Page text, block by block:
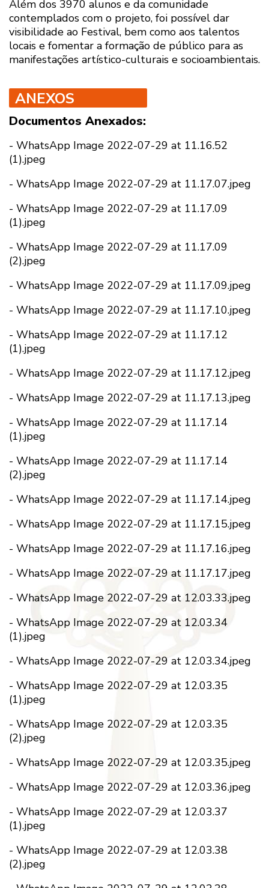
Além dos 3970 alunos e da comunidade
contemplados com o projeto, foi possível dar
visibilidade ao Festival, bem como aos talentos
locais e fomentar a formação de público para as
manifestações artístico-culturais e socioambientais.
ANEXOS
Documentos Anexados:
- WhatsApp Image 2022-07-29 at 11.16.52
(1).jpeg
- WhatsApp Image 2022-07-29 at 11.17.07.jpeg
- WhatsApp Image 2022-07-29 at 11.17.09
(1).jpeg
- WhatsApp Image 2022-07-29 at 11.17.09
(2).jpeg
- WhatsApp Image 2022-07-29 at 11.17.09.jpeg
- WhatsApp Image 2022-07-29 at 11.17.10.jpeg
- WhatsApp Image 2022-07-29 at 11.17.12
(1).jpeg
- WhatsApp Image 2022-07-29 at 11.17.12.jpeg
- WhatsApp Image 2022-07-29 at 11.17.13.jpeg
- WhatsApp Image 2022-07-29 at 11.17.14
(1).jpeg
- WhatsApp Image 2022-07-29 at 11.17.14
(2).jpeg
- WhatsApp Image 2022-07-29 at 11.17.14.jpeg
- WhatsApp Image 2022-07-29 at 11.17.15.jpeg
- WhatsApp Image 2022-07-29 at 11.17.16.jpeg
- WhatsApp Image 2022-07-29 at 11.17.17.jpeg
- WhatsApp Image 2022-07-29 at 12.03.33.jpeg
- WhatsApp Image 2022-07-29 at 12.03.34
(1).jpeg
- WhatsApp Image 2022-07-29 at 12.03.34.jpeg
- WhatsApp Image 2022-07-29 at 12.03.35
(1).jpeg
- WhatsApp Image 2022-07-29 at 12.03.35
(2).jpeg
- WhatsApp Image 2022-07-29 at 12.03.35.jpeg
- WhatsApp Image 2022-07-29 at 12.03.36.jpeg
- WhatsApp Image 2022-07-29 at 12.03.37
(1).jpeg
- WhatsApp Image 2022-07-29 at 12.03.38
(2).jpeg